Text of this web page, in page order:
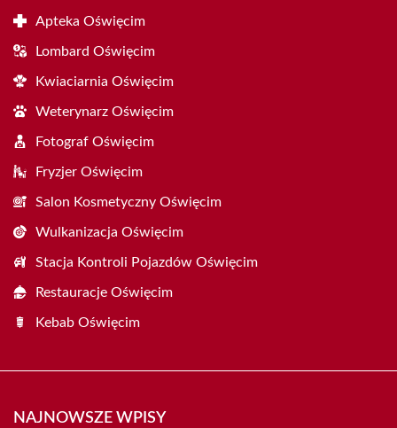
Apteka Oświęcim
Lombard Oświęcim
Kwiaciarnia Oświęcim
Weterynarz Oświęcim
Fotograf Oświęcim
Fryzjer Oświęcim
Salon Kosmetyczny Oświęcim
Wulkanizacja Oświęcim
Stacja Kontroli Pojazdów Oświęcim
Restauracje Oświęcim
Kebab Oświęcim
NAJNOWSZE WPISY